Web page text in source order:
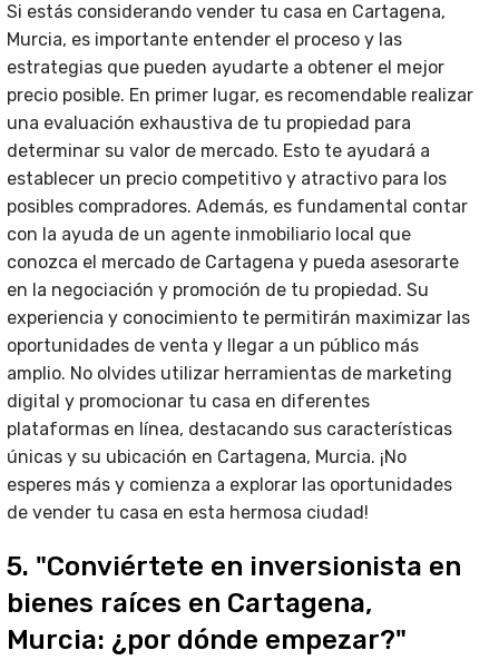
Si estás considerando vender tu casa en Cartagena,
Murcia, es importante entender el proceso y las
estrategias que pueden ayudarte a obtener el mejor
precio posible. En primer lugar, es recomendable realizar
una evaluación exhaustiva de tu propiedad para
determinar su valor de mercado. Esto te ayudará a
establecer un precio competitivo y atractivo para los
posibles compradores. Además, es fundamental contar
con la ayuda de un agente inmobiliario local que
conozca el mercado de Cartagena y pueda asesorarte
en la negociación y promoción de tu propiedad. Su
experiencia y conocimiento te permitirán maximizar las
oportunidades de venta y llegar a un público más
amplio. No olvides utilizar herramientas de marketing
digital y promocionar tu casa en diferentes
plataformas en línea, destacando sus características
únicas y su ubicación en Cartagena, Murcia. ¡No
esperes más y comienza a explorar las oportunidades
de vender tu casa en esta hermosa ciudad!
5. "Conviértete en inversionista en
bienes raíces en Cartagena,
Murcia: ¿por dónde empezar?"